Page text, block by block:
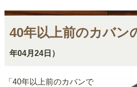
40年以上前のカバン
年04月24日）
「40年以上前のカバンで